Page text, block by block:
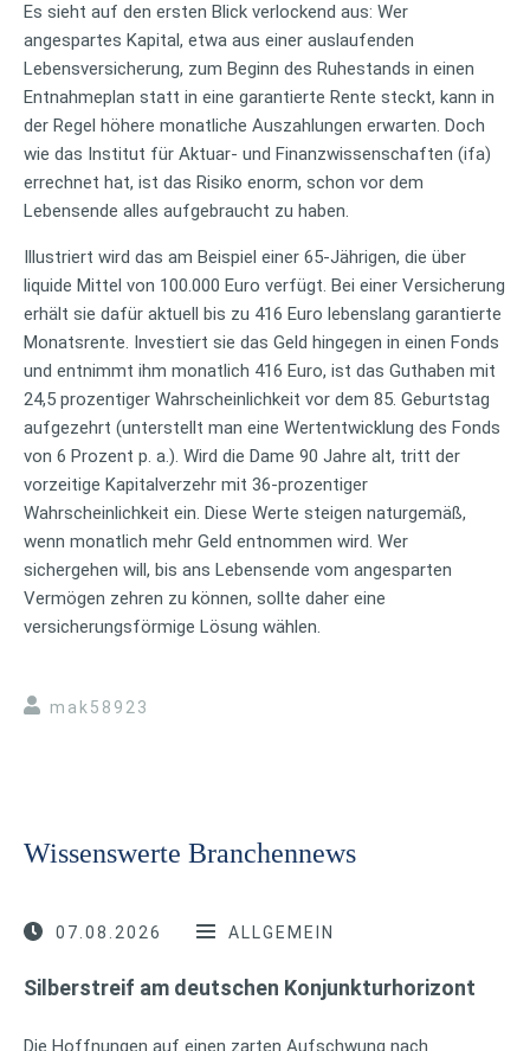
Es sieht auf den ersten Blick verlockend aus: Wer
angespartes Kapital, etwa aus einer auslaufenden
Lebensversicherung, zum Beginn des Ruhestands in einen
Entnahmeplan statt in eine garantierte Rente steckt, kann in
der Regel höhere monatliche Auszahlungen erwarten. Doch
wie das Institut für Aktuar- und Finanzwissenschaften (ifa)
errechnet hat, ist das Risiko enorm, schon vor dem
Lebensende alles aufgebraucht zu haben.
Illustriert wird das am Beispiel einer 65-Jährigen, die über
liquide Mittel von 100.000 Euro verfügt. Bei einer Versicherung
erhält sie dafür aktuell bis zu 416 Euro lebenslang garantierte
Monatsrente. Investiert sie das Geld hingegen in einen Fonds
und entnimmt ihm monatlich 416 Euro, ist das Guthaben mit
24,5 prozentiger Wahrscheinlichkeit vor dem 85. Geburtstag
aufgezehrt (unterstellt man eine Wertentwicklung des Fonds
von 6 Prozent p. a.). Wird die Dame 90 Jahre alt, tritt der
vorzeitige Kapitalverzehr mit 36-prozentiger
Wahrscheinlichkeit ein. Diese Werte steigen naturgemäß,
wenn monatlich mehr Geld entnommen wird. Wer
sichergehen will, bis ans Lebensende vom angesparten
Vermögen zehren zu können, sollte daher eine
versicherungsförmige Lösung wählen.
mak58923
Wissenswerte Branchennews
07.08.2026 ALLGEMEIN
Silberstreif am deutschen Konjunkturhorizont
Die Hoffnungen auf einen zarten Aufschwung nach